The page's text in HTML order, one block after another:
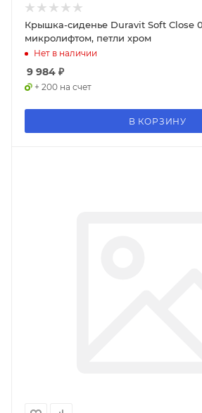
Крышка-сиденье Duravit Soft Close
микролифтом, петли хром
Нет в наличии
9 984 ₽
+ 200 на счет
В КОРЗИНУ